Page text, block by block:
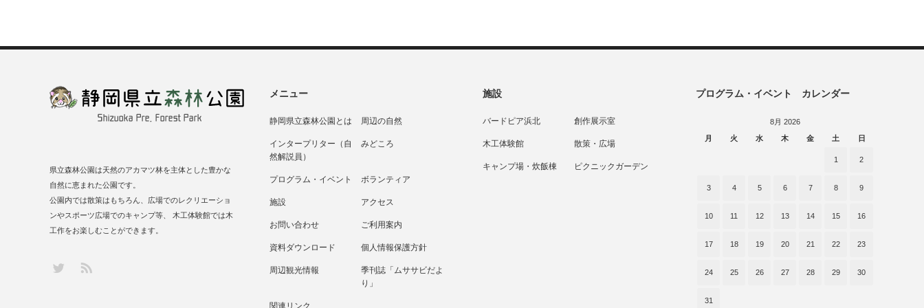
メニュー
静岡県立森林公園とは 周辺の自然
インタープリター（自
然解説員）
みどころ
プログラム・イベント ボランティア
施設 アクセス
お問い合わせ ご利用案内
資料ダウンロード 個人情報保護方針
周辺観光情報
季刊誌「ムササビだよ
り」
関連リンク
施設
バードピア浜北 創作展示室
木工体験館 散策・広場
キャンプ場・炊飯棟 ピクニックガーデン
プログラム・イベント カレンダー
8月 2026
月
火 水 木 金 土 日
1 2
3 4 5 6 7 8 9
10 11 12 13 14 15 16
17 18 19 20 21 22 23
24 25 26 27 28 29 30
31
県立森林公園は天然のアカマツ林を主体とした豊かな
自然に恵まれた公園です。
公園内では散策はもちろん、広場でのレクリエーショ
ンやスポーツ広場でのキャンプ等、 木工体験館では木
工作をお楽しむことができます。
Twitter